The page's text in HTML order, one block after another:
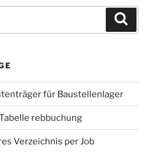
für Baustellenlager
rebbuchung
Verzeichnis per Job